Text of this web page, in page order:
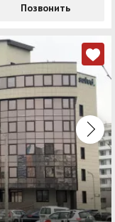
Позвонить